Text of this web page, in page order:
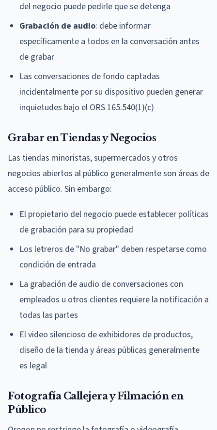
del negocio puede pedirle que se detenga
Grabación de audio: debe informar
específicamente a todos en la conversación antes
de grabar
Las conversaciones de fondo captadas
incidentalmente por su dispositivo pueden generar
inquietudes bajo el ORS 165.540(1)(c)
Grabar en Tiendas y Negocios
Las tiendas minoristas, supermercados y otros
negocios abiertos al público generalmente son áreas de
acceso público. Sin embargo:
El propietario del negocio puede establecer políticas
de grabación para su propiedad
Los letreros de "No grabar" deben respetarse como
condición de entrada
La grabación de audio de conversaciones con
empleados u otros clientes requiere la notificación a
todas las partes
El video silencioso de exhibidores de productos,
diseño de la tienda y áreas públicas generalmente
es legal
Fotografía Callejera y Filmación en
Público